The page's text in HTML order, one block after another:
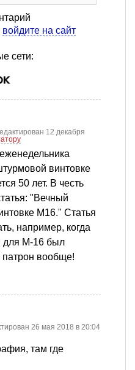
войдите на сайт
сети:
12 декабря
винтовке
50 лет. В честь
"Вечный
M16." Статья
например, когда
для М-16 был
патрон вообще!
26 мая 2018 в 20:04
там где